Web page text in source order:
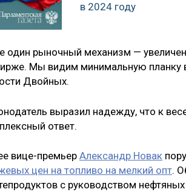
в 2024 году
один рыночный механизм —
Мы видим минимальную планку
Двойных.
выразил надежду, что к
ответ.
вице-премьер Александр Новак
цен на топливо на мелкий опт.
с руководством